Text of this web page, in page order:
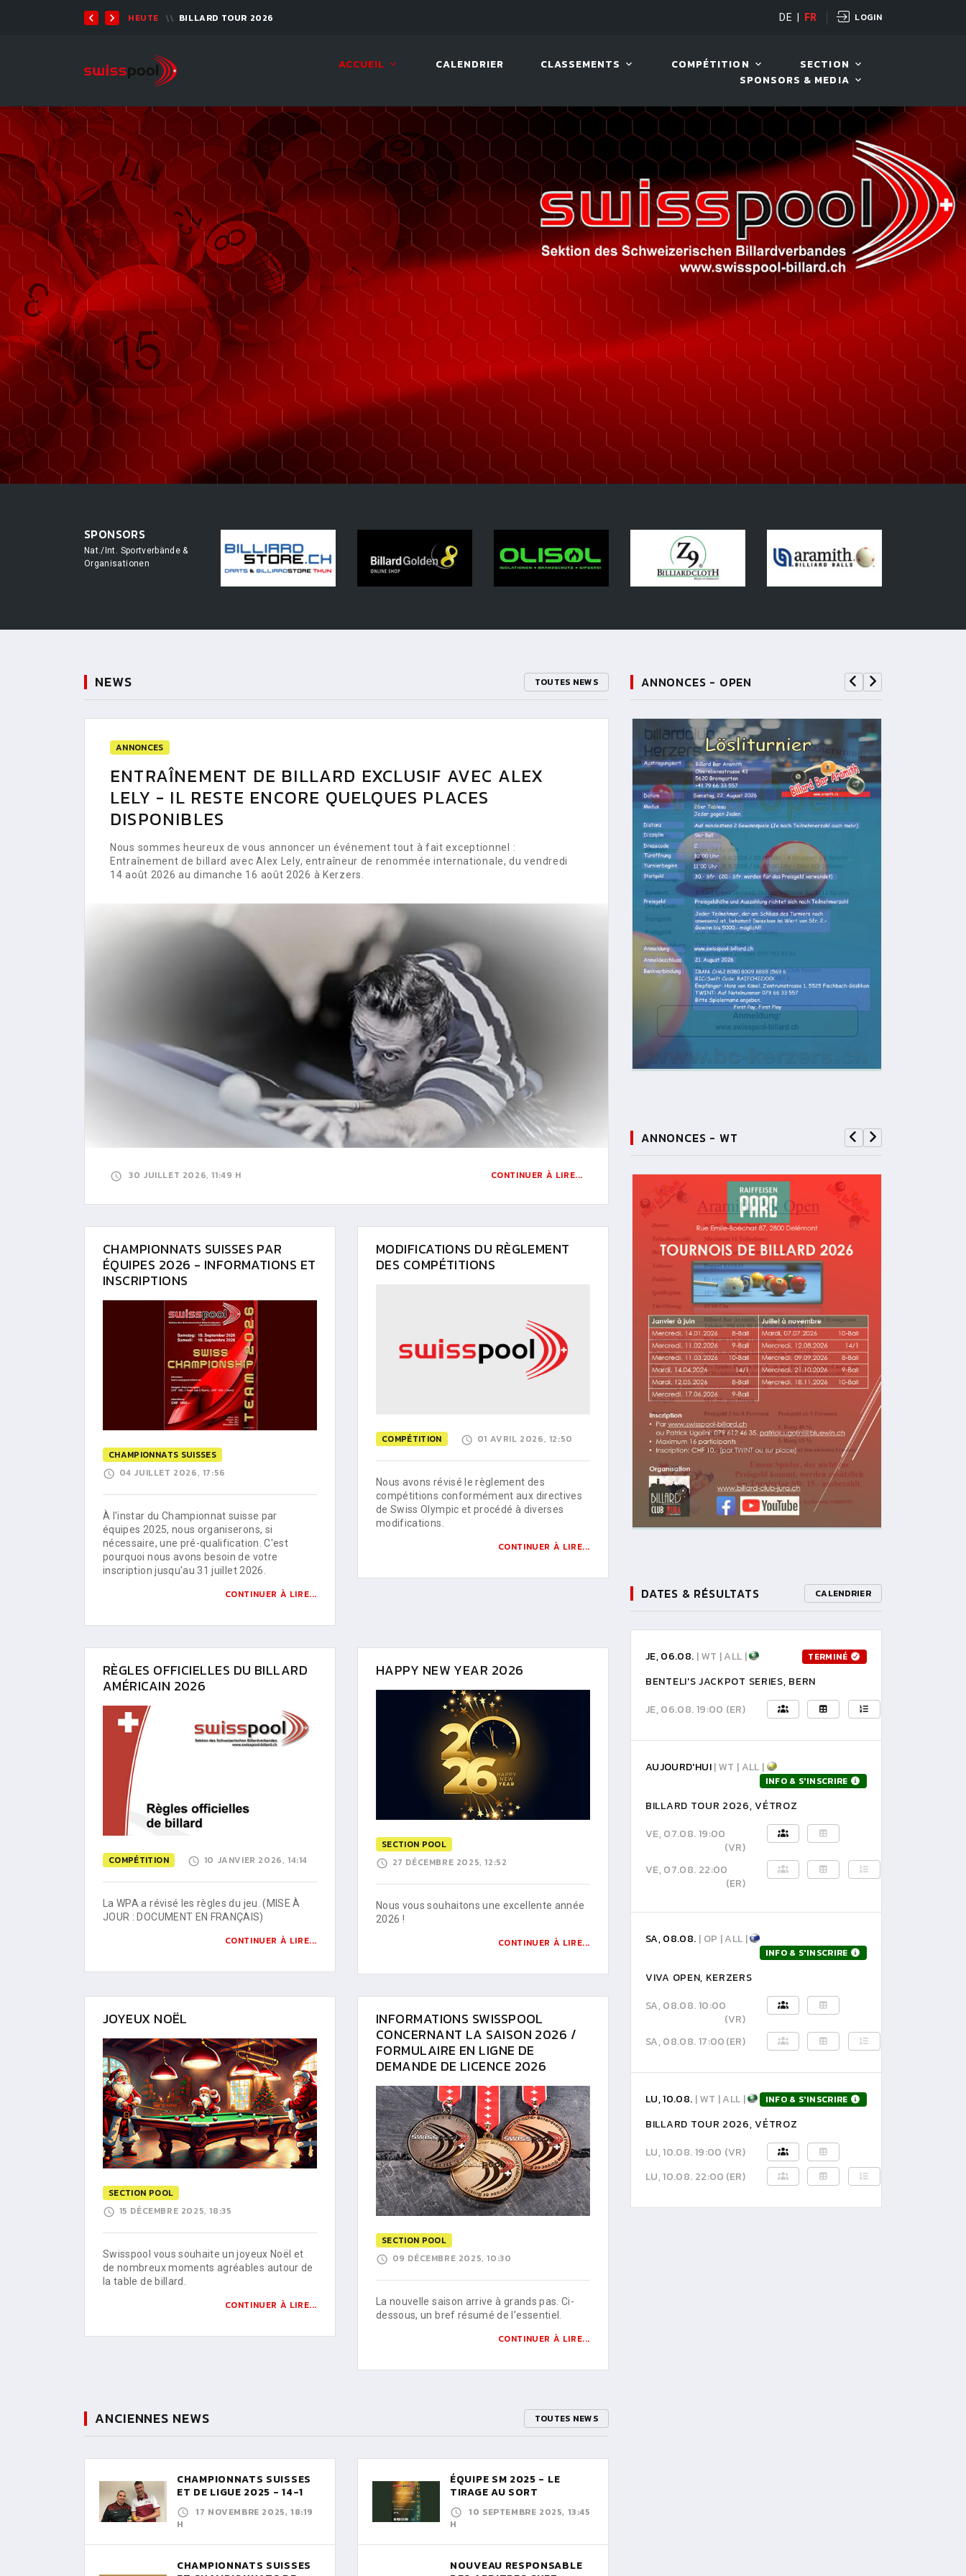
2026 - 9-BALL HEUTE BILLARD TOUR 2026 10 AOÛT. 2026, 19:00
DE FR LOGIN
ACCUEIL CALENDRIER CLASSEMENTS COMPÉTITION
SECTION
SPONSORS & MEDIA
SPONSORS
Nat./Int. Sportverbände &
Organisationen
NEWS TOUTES NEWS
ANNONCES
ENTRAÎNEMENT DE BILLARD EXCLUSIF AVEC ALEX
LELY - IL RESTE ENCORE QUELQUES PLACES
DISPONIBLES
Nous sommes heureux de vous annoncer un événement tout à fait exceptionnel :
Entraînement de billard avec Alex Lely, entraîneur de renommée internationale, du vendredi
14 août 2026 au dimanche 16 août 2026 à Kerzers.
30 JUILLET 2026, 11:49 H CONTINUER À LIRE...
CHAMPIONNATS SUISSES PAR
ÉQUIPES 2026 - INFORMATIONS ET
INSCRIPTIONS
CHAMPIONNATS SUISSES
04 JUILLET 2026, 17:56
À l'instar du Championnat suisse par
équipes 2025, nous organiserons, si
nécessaire, une pré-qualification. C'est
pourquoi nous avons besoin de votre
inscription jusqu'au 31 juillet 2026.
CONTINUER À LIRE...
MODIFICATIONS DU RÈGLEMENT
DES COMPÉTITIONS
COMPÉTITION 01 AVRIL 2026, 12:50
Nous avons révisé le règlement des
compétitions conformément aux directives
de Swiss Olympic et procédé à diverses
modifications.
CONTINUER À LIRE...
RÈGLES OFFICIELLES DU BILLARD
AMÉRICAIN 2026
COMPÉTITION 10 JANVIER 2026, 14:14
La WPA a révisé les règles du jeu. (MISE À
JOUR : DOCUMENT EN FRANÇAIS)
CONTINUER À LIRE...
HAPPY NEW YEAR 2026
SECTION POOL
27 DÉCEMBRE 2025, 12:52
Nous vous souhaitons une excellente année
2026 !
CONTINUER À LIRE...
JOYEUX NOËL
SECTION POOL
15 DÉCEMBRE 2025, 18:35
Swisspool vous souhaite un joyeux Noël et
de nombreux moments agréables autour de
la table de billard.
CONTINUER À LIRE...
INFORMATIONS SWISSPOOL
CONCERNANT LA SAISON 2026 /
FORMULAIRE EN LIGNE DE
DEMANDE DE LICENCE 2026
SECTION POOL
09 DÉCEMBRE 2025, 10:30
La nouvelle saison arrive à grands pas. Ci-
dessous, un bref résumé de l’essentiel.
CONTINUER À LIRE...
ANCIENNES NEWS TOUTES NEWS
CHAMPIONNATS SUISSES
ET DE LIGUE 2025 - 14-1
17 NOVEMBRE 2025, 18:19
H
CHAMPIONNATS SUISSES
ÉQUIPE SM 2025 - LE
TIRAGE AU SORT
10 SEPTEMBRE 2025, 13:45
H
NOUVEAU RESPONSABLE
ANNONCES - OPEN
ANNONCES - WT
DATES & RÉSULTATS CALENDRIER
JE, 06.08. | WT | ALL | TERMINÉ
BENTELI'S JACKPOT SERIES, BERN
JE, 06.08. 19:00 (ER)
AUJOURD'HUI| WT | ALL |
INFO & S'INSCRIRE
BILLARD TOUR 2026, VÉTROZ
VE, 07.08. 19:00
(VR)
VE, 07.08. 22:00
(ER)
SA, 08.08. | OP | ALL |
INFO & S'INSCRIRE
VIVA OPEN, KERZERS
SA, 08.08. 10:00
(VR)
SA, 08.08. 17:00(ER)
LU, 10.08. | WT | ALL | INFO & S'INSCRIRE
BILLARD TOUR 2026, VÉTROZ
LU, 10.08. 19:00 (VR)
LU, 10.08. 22:00 (ER)